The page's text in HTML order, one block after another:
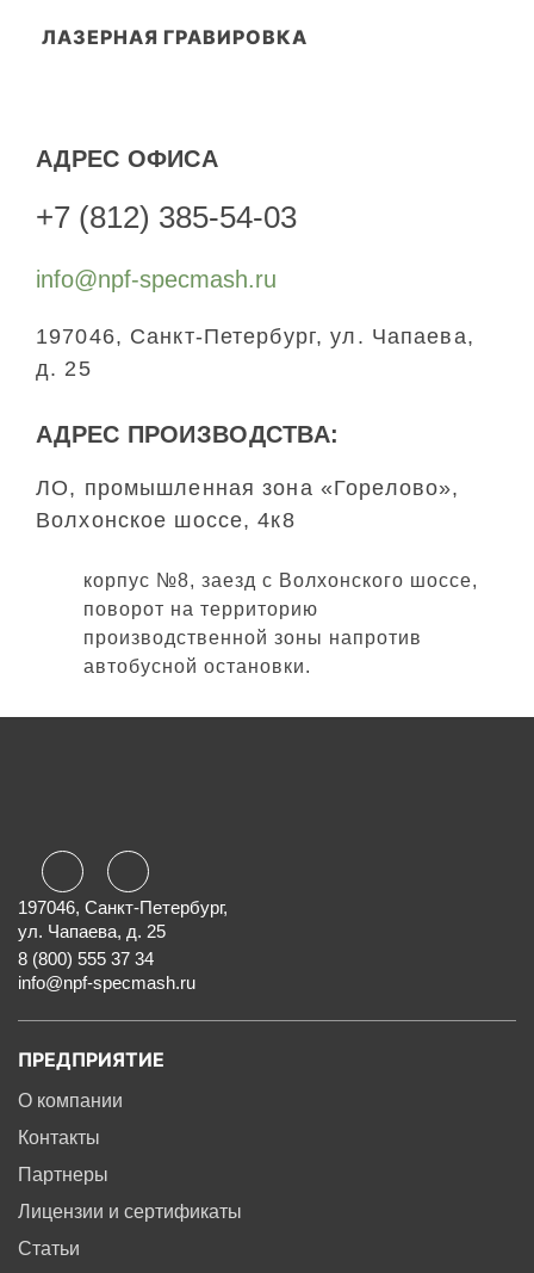
ЛАЗЕРНАЯ ГРАВИРОВКА
АДРЕС ОФИСА
+7 (812) 385-54-03
info@npf-specmash.ru
197046, Санкт-Петербург, ул. Чапаева,
д. 25
АДРЕС ПРОИЗВОДСТВА:
ЛО, промышленная зона «Горелово»,
Волхонское шоссе, 4к8
корпус №8, заезд с Волхонского шоссе,
поворот на территорию
производственной зоны напротив
автобусной остановки.
197046, Санкт-Петербург,
ул. Чапаева, д. 25
8 (800) 555 37 34
info@npf-specmash.ru
ПРЕДПРИЯТИЕ
О компании
Контакты
Партнеры
Лицензии и сертификаты
Статьи